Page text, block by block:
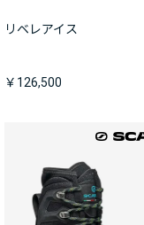
リベレアイス
￥126,500